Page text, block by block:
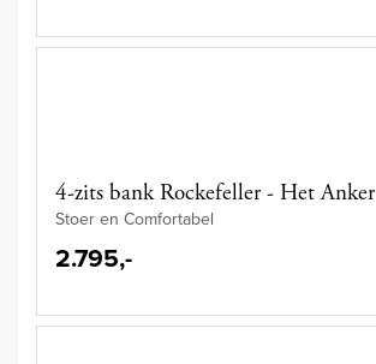
4-zits bank Rockefeller - Het Anker
Stoer en Comfortabel
2.795,-